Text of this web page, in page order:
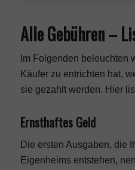
Alle Gebühren –
Im Folgenden beleuchten
Käufer zu entrichten hat,
sie gezahlt werden. Hier
Ernsthaftes Geld
Die ersten Ausgaben, die
Eigenheims entstehen,